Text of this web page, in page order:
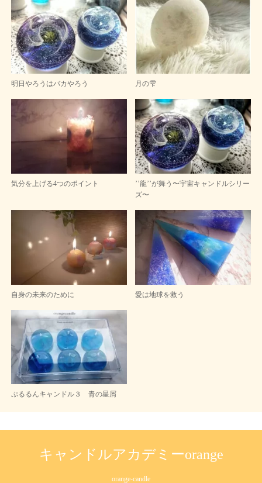
明日やろうはバカやろう 月の雫
気分を上げる4つのポイント
’’龍’’が舞う〜宇宙キャンドルシリー
ズ〜
自身の未来のために 愛は地球を救う
ぷるるんキャンドル３ 青の星屑
キャンドルアカデミーorange
orange-candle